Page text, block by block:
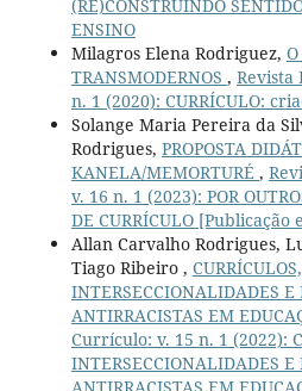
(RE)CONSTRUINDO
ENSINO
Milagros Elena Rodriguez,
TRANSMODERNOS , Revista
n. 1 (2020): CURRÍCULO:
Solange Maria Pereira da
Rodrigues, PROPOSTA
KANELA/MEMORTURÉ ,
v. 16 n. 1 (2023): POR
DE CURRÍCULO
Allan Carvalho Rodrigues,
Tiago Ribeiro , CURRÍCULOS,
INTERSECCIONALIDADES E
ANTIRRACISTAS EM
Currículo: v. 15 n. 1 (2022):
INTERSECCIONALIDADES E